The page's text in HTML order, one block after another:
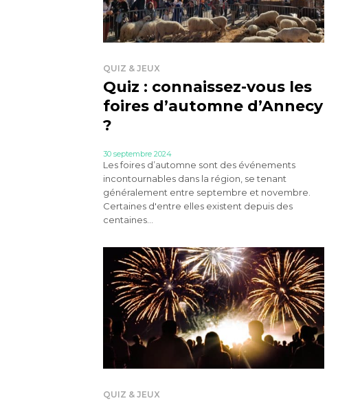
QUIZ & JEUX
Quiz : connaissez-vous les
foires d’automne d’Annecy
?
30 septembre 2024
Les foires d’automne sont des événements
incontournables dans la région, se tenant
généralement entre septembre et novembre.
Certaines d'entre elles existent depuis des
centaines...
QUIZ & JEUX